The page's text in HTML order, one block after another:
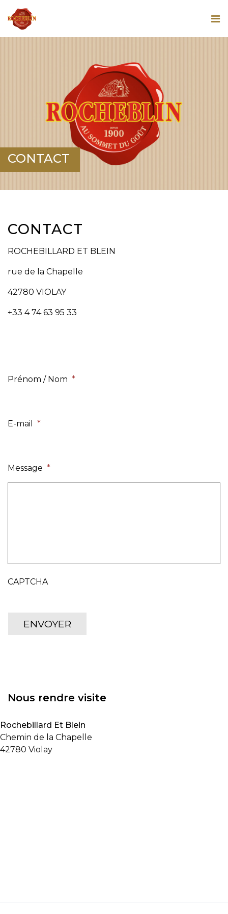
CONTACT
CONTACT
ROCHEBILLARD ET BLEIN
rue de la Chapelle
42780 VIOLAY
+33 4 74 63 95 33
Prénom / Nom *
E-mail *
Message *
CAPTCHA
ENVOYER
Nous rendre visite
Rochebillard Et Blein
Chemin de la Chapelle
42780 Violay